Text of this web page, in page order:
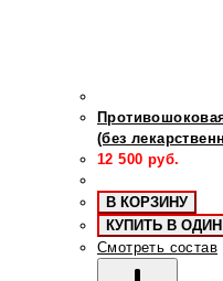
(без
12 500 руб.
В КОРЗИНУ
КУПИТЬ В
Смотреть состав